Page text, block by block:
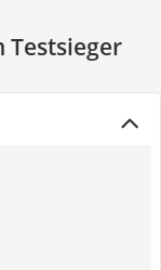
Testsieger